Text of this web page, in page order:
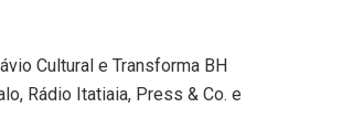
Cultural e Transforma BH
Rádio Itatiaia, Press & Co. e